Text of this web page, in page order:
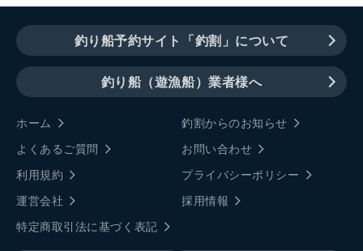
釣り船予約サイト「釣割」について
釣り船（遊漁船）業者様へ
ホーム
釣割からのお知らせ
よくあるご質問
お問い合わせ
利用規約
プライバシーポリシー
運営会社
採用情報
特定商取引法に基づく表記